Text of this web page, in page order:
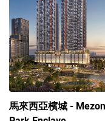
馬來西亞檳城 -